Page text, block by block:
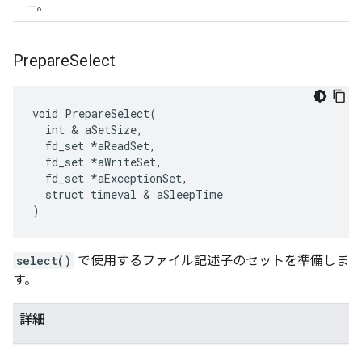
ー。
PrepareSelect
void PrepareSelect(
  int & aSetSize,
  fd_set *aReadSet,
  fd_set *aWriteSet,
  fd_set *aExceptionSet,
  struct timeval & aSleepTime
)
select() で使用するファイル記述子のセットを準備しま
す。
詳細